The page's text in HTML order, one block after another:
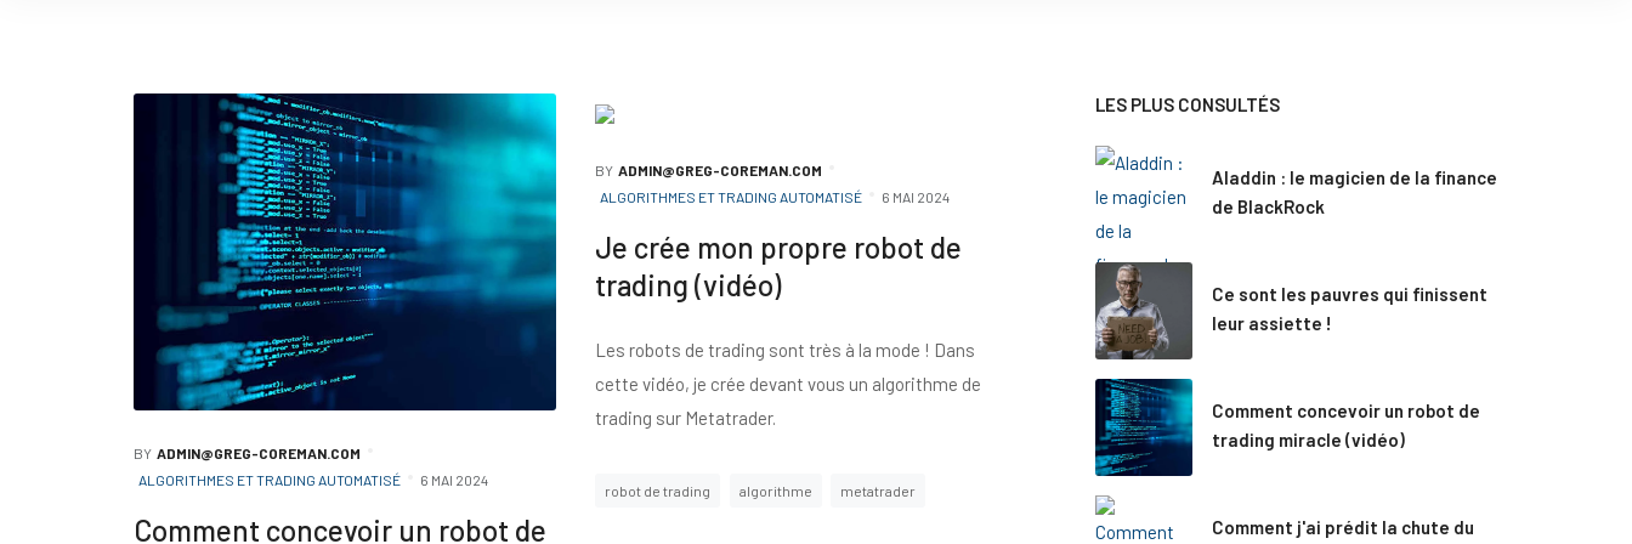
BY ADMIN@GREG-COREMAN.COM
ALGORITHMES ET TRADING AUTOMATISÉ
6 MAI 2024
Comment concevoir un robot de
BY ADMIN@GREG-COREMAN.COM
ALGORITHMES ET TRADING AUTOMATISÉ
6 MAI 2024
Je crée mon propre robot de
trading (vidéo)
Les robots de trading sont très à la mode ! Dans
cette vidéo, je crée devant vous un algorithme de
trading sur Metatrader.
robot de trading algorithme metatrader
LES PLUS CONSULTÉS
Aladdin : le magicien de la finance
de BlackRock
Ce sont les pauvres qui finissent
leur assiette !
Comment concevoir un robot de
trading miracle (vidéo)
Comment j'ai prédit la chute du